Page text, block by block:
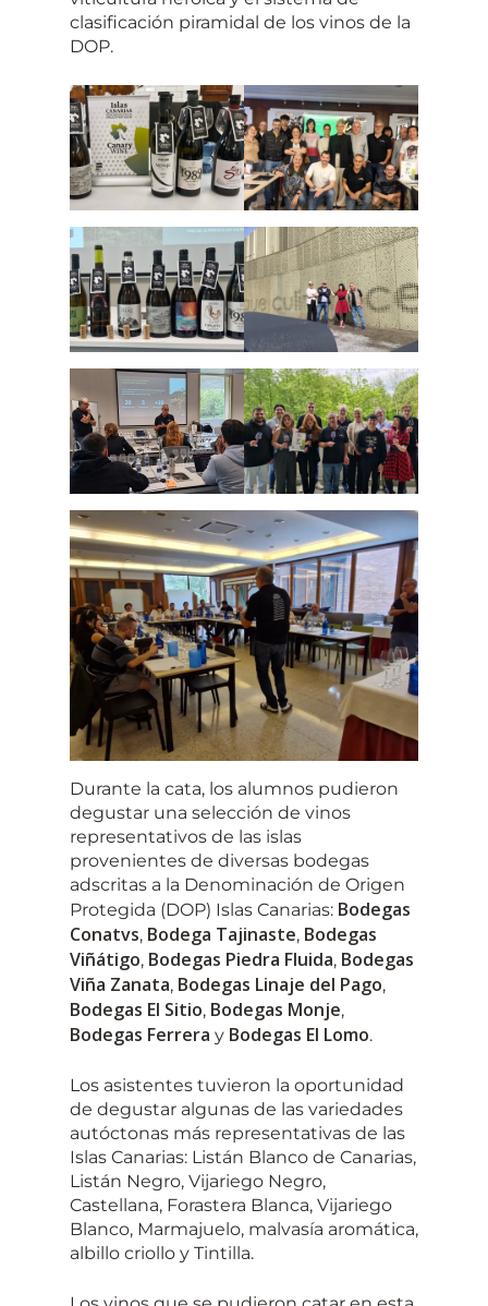
clasificación piramidal de los vinos de la
DOP.
Durante la cata, los alumnos pudieron
degustar una selección de vinos
representativos de las islas
provenientes de diversas bodegas
adscritas a la Denominación de Origen
Protegida (DOP) Islas Canarias: Bodegas
Conatvs, Bodega Tajinaste, Bodegas
Viñátigo, Bodegas Piedra Fluida, Bodegas
Viña Zanata, Bodegas Linaje del Pago,
Bodegas El Sitio, Bodegas Monje,
Bodegas Ferrera y Bodegas El Lomo.
Los asistentes tuvieron la oportunidad
de degustar algunas de las variedades
autóctonas más representativas de las
Islas Canarias: Listán Blanco de Canarias,
Listán Negro, Vijariego Negro,
Castellana, Forastera Blanca, Vijariego
Blanco, Marmajuelo, malvasía aromática,
albillo criollo y Tintilla.